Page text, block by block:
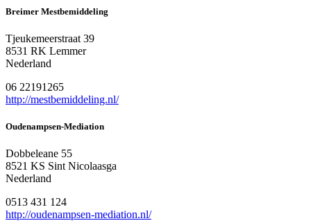
Breimer Mestbemiddeling
Tjeukemeerstraat 39
8531 RK Lemmer
Nederland
06 22191265
http://mestbemiddeling.nl/
Oudenampsen-Mediation
Dobbeleane 55
8521 KS Sint Nicolaasga
Nederland
0513 431 124
http://oudenampsen-mediation.nl/